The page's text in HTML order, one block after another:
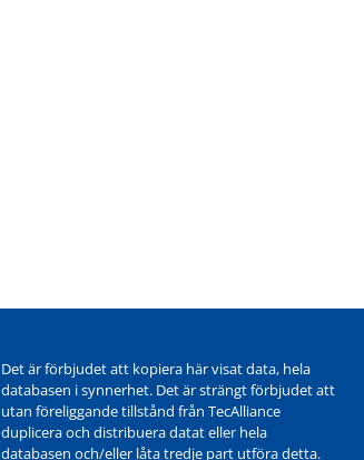
Det är förbjudet att kopiera här visat data, hela
databasen i synnerhet. Det är strängt förbjudet att
utan föreliggande tillstånd från TecAlliance
duplicera och distribuera datat eller hela
databasen och/eller låta tredje part utföra detta.